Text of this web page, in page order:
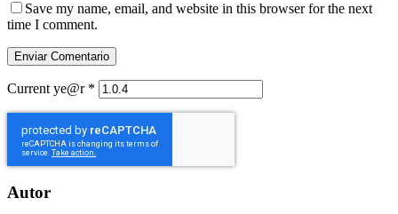
Save my name, email, and website in this browser for the next
time I comment.
Current ye@r *
Autor